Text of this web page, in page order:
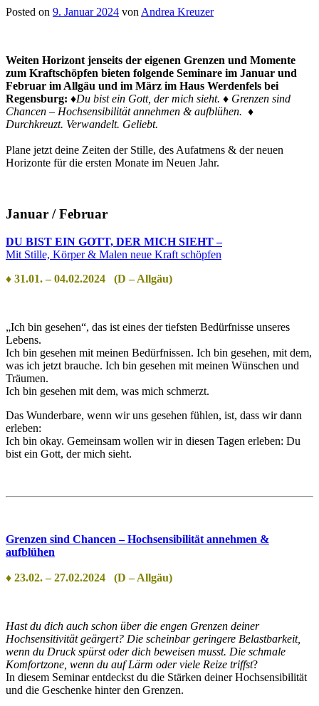
Posted on 9. Januar 2024 von Andrea Kreuzer
Weiten Horizont jenseits der eigenen Grenzen und Momente
zum Kraftschöpfen bieten folgende Seminare im Januar und
Februar im Allgäu und im März im Haus Werdenfels bei
Regensburg: ♦Du bist ein Gott, der mich sieht. ♦ Grenzen sind
Chancen – Hochsensibilität annehmen & aufblühen. ♦
Durchkreuzt. Verwandelt. Geliebt.
Plane jetzt deine Zeiten der Stille, des Aufatmens & der neuen
Horizonte für die ersten Monate im Neuen Jahr.
Januar / Februar
DU BIST EIN GOTT, DER MICH SIEHT –
Mit Stille, Körper & Malen neue Kraft schöpfen
♦ 31.01. – 04.02.2024 (D – Allgäu)
„Ich bin gesehen“, das ist eines der tiefsten Bedürfnisse unseres
Lebens.
Ich bin gesehen mit meinen Bedürfnissen. Ich bin gesehen, mit dem,
was ich jetzt brauche. Ich bin gesehen mit meinen Wünschen und
Träumen.
Ich bin gesehen mit dem, was mich schmerzt.
Das Wunderbare, wenn wir uns gesehen fühlen, ist, dass wir dann
erleben:
Ich bin okay. Gemeinsam wollen wir in diesen Tagen erleben: Du
bist ein Gott, der mich sieht.
Grenzen sind Chancen – Hochsensibilität annehmen &
aufblühen
♦ 23.02. – 27.02.2024 (D – Allgäu)
Hast du dich auch schon über die engen Grenzen deiner
Hochsensitivität geärgert? Die scheinbar geringere Belastbarkeit,
wenn du Druck spürst oder dich beweisen musst. Die schmale
Komfortzone, wenn du auf Lärm oder viele Reize triffst?
In diesem Seminar entdeckst du die Stärken deiner Hochsensibilität
und die Geschenke hinter den Grenzen.